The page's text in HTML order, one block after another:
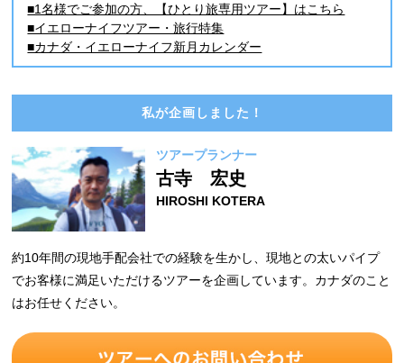
■1名様でご参加の方、【ひとり旅専用ツアー】はこちら
■イエローナイフツアー・旅行特集
■カナダ・イエローナイフ新月カレンダー
私が企画しました！
ツアープランナー
古寺 宏史
HIROSHI KOTERA
約10年間の現地手配会社での経験を生かし、現地との太いパイプ
でお客様に満足いただけるツアーを企画しています。カナダのこと
はお任せください。